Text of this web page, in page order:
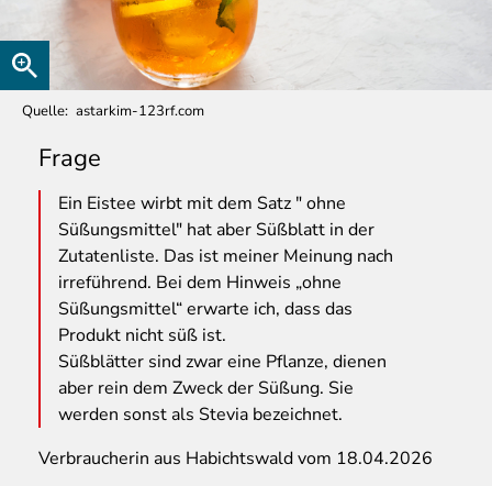
Quelle astarkim-123rf.com
Frage
Ein Eistee wirbt mit dem Satz " ohne
Süßungsmittel" hat aber Süßblatt in der
Zutatenliste. Das ist meiner Meinung nach
irreführend. Bei dem Hinweis „ohne
Süßungsmittel“ erwarte ich, dass das
Produkt nicht süß ist.
Süßblätter sind zwar eine Pflanze, dienen
aber rein dem Zweck der Süßung. Sie
werden sonst als Stevia bezeichnet.
Verbraucherin aus Habichtswald vom 18.04.2026